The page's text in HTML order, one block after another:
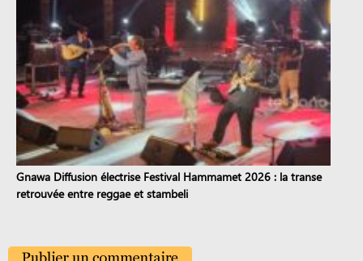
Gnawa Diffusion électrise Festival Hammamet 2026 : la transe
retrouvée entre reggae et stambeli